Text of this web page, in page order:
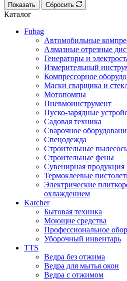
Показать Сбросить
Каталог
Fubag
Автомобильные
Алмазные отрезные
Генераторы и
Измерительный
Компрессорное
Маски сварщика и
Мотопомпы
Пневмоинструмент
Пуско-зарядные
Садовая техника
Сварочное
Спецодежда
Строительные
Строительные фены
Сувенирная продукция
Термоклеевые
Электрические
охлаждением
Karcher
Бытовая техника
Моющие средства
Профессиональное
Уборочный инвентарь
TTS
Ведра без отжима
Ведра для мытья окон
Ведра с отжимом